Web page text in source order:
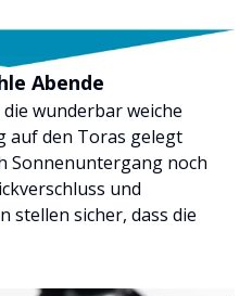
Abende
wunderbar weiche
auf den Toras gelegt
Sonnenuntergang noch
und
stellen sicher, dass die